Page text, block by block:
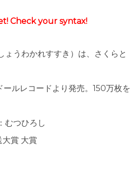
Check your syntax!
ょうわかれすすき）は、さくらと
ルレコードより発売。150万枚を
つひろし
大賞 大賞